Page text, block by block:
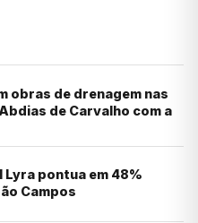
obras de drenagem nas
de Carvalho com a
Lyra pontua em 48%
Campos